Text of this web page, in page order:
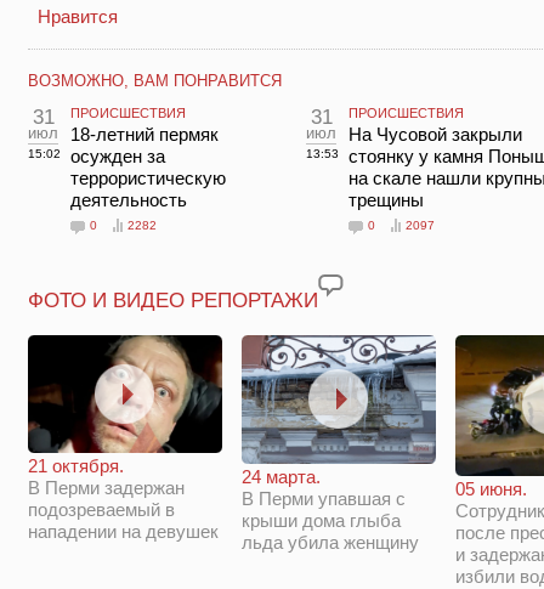
Нравится
ВОЗМОЖНО, ВАМ ПОНРАВИТСЯ
31
июл
15:02
ПРОИСШЕСТВИЯ
18-летний пермяк
осужден за
террористическую
деятельность
0 2282
31
июл
13:53
ПРОИСШЕСТВИЯ
На Чусовой закрыли
стоянку у камня
на скале нашли
трещины
0 2097
ФОТО И ВИДЕО РЕПОРТАЖИ
21 октября.
В Перми задержан
подозреваемый в
нападении на девушек
24 марта.
В Перми упавшая с
крыши дома глыба
льда убила женщину
05 июня.
после
и
избили